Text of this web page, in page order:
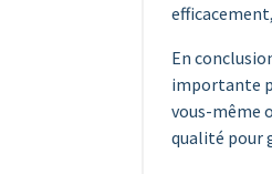
En
importante
vous-même
qualité pour